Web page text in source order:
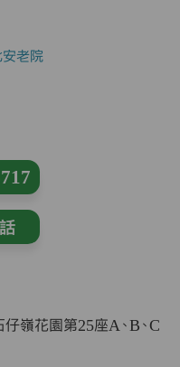
安老院
嶺花園第25座A、B、C